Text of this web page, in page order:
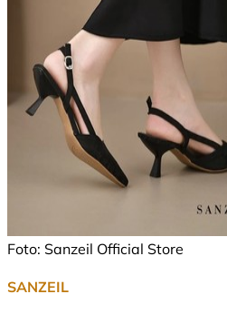
Foto: Sanzeil Official Store
SANZEIL